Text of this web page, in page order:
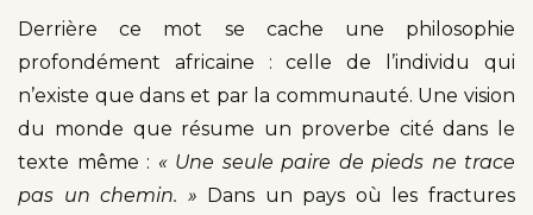
Derrière ce mot se cache une philosophie
profondément africaine : celle de l’individu qui
n’existe que dans et par la communauté. Une vision
du monde que résume un proverbe cité dans le
texte même : « Une seule paire de pieds ne trace
pas un chemin. » Dans un pays où les fractures